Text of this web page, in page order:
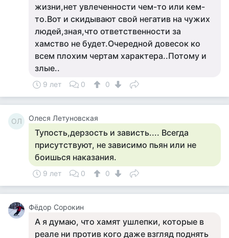
жизни,нет увлеченности чем-то или кем-
то.Вот и скидывают свой негатив на чужих
людей,зная,что ответственности за
хамство не будет.Очередной довесок ко
всем плохим чертам характера..Потому и
злые..
9 лет 0 0
ОЛ Олеся Летуновская
Тупость,дерзость и зависть.... Всегда
присутствуют, не зависимо пьян или не
боишься наказания.
9 лет 0 0
Фёдор Сорокин
А я думаю, что хамят ушлепки, которые в
реале ни против кого даже взгляд поднять